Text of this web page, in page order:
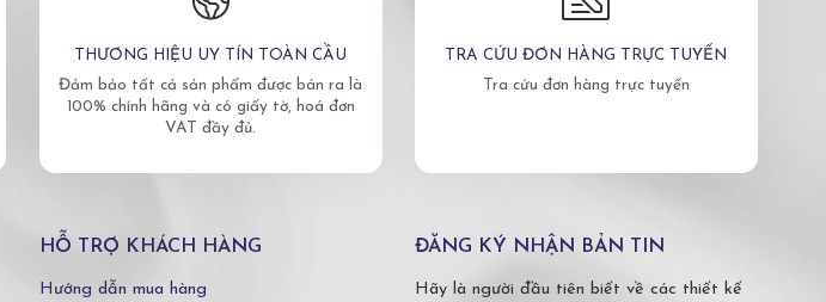
THƯƠNG HIỆU UY TÍN TOÀN CẦU
Đảm bảo tất cả sản phẩm được bán ra là
100% chính hãng và có giấy tờ, hoá đơn
VAT đầy đủ.
TRA CỨU ĐƠN HÀNG TRỰC TUYẾN
Tra cứu đơn hàng trực tuyến
HỖ TRỢ KHÁCH HÀNG
Hướng dẫn mua hàng
ĐĂNG KÝ NHẬN BẢN TIN
Hãy là người đầu tiên biết về các thiết kế